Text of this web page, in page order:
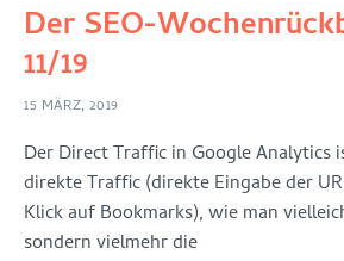
Der SEO-
11/19
15 MÄRZ, 2019
Der Direct Traffic in Google Analytics
direkte Traffic (direkte Eingabe der
Klick auf Bookmarks), wie man
sondern vielmehr die